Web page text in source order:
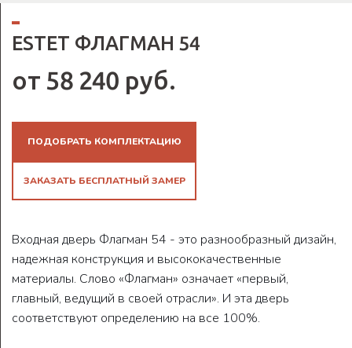
ESTET ФЛАГМАН 54
от 58 240 руб.
ПОДОБРАТЬ КОМПЛЕКТАЦИЮ
ЗАКАЗАТЬ БЕСПЛАТНЫЙ ЗАМЕР
Входная дверь Флагман 54 - это разнообразный дизайн,
надежная конструкция и высококачественные
материалы. Слово «Флагман» означает «первый,
главный, ведущий в своей отрасли». И эта дверь
соответствуют определению на все 100%.